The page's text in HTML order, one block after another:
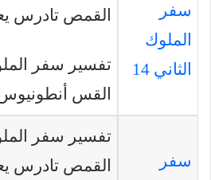
سفر
الملوك
الثاني 14
القمص تادرس
القس
سفر
القمص تادرس